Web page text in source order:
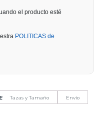
el producto esté
POLITICAS de
Tazas y Tamaño Envío